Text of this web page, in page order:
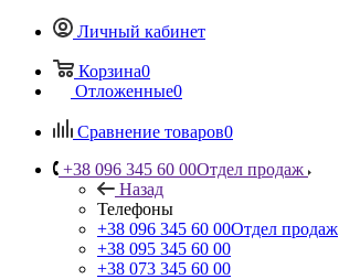
Личный кабинет
Корзина0
Отложенные0
Сравнение товаров0
+38 096 345 60 00Отдел продаж
Назад
Телефоны
+38 096 345 60 00Отдел продаж
+38 095 345 60 00
+38 073 345 60 00